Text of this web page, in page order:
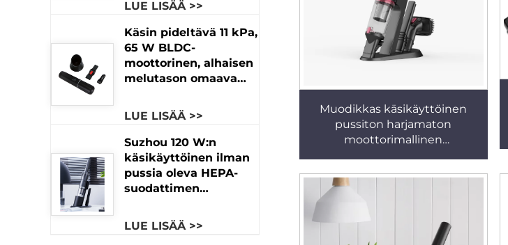
käyttöaika,
kotikäyttöön, autoon
ja hotelleihin
LUE LISÄÄ >>
Käsin pideltävä 11 kPa,
65 W BLDC-
moottorinen, alhaisen
melutason omaava
pussiton autonimuri,
tehokas
käsikäyttöinen imuva
ilman harjamoottoria,
USB-liitäntä,
käytettävissä
LUE LISÄÄ >>
Suzhou 120 W:n
käsikäyttöinen ilman
pussia oleva HEPA-
suodattimen
hotelleihin,
pienikokoinen
LUE LISÄÄ >>
Muodikkas käsikäyttöinen
pussiton harjamaton
moottorimallinen
ja kotikäyttöön tarkoitettu 90
W:n kannettava ladattava